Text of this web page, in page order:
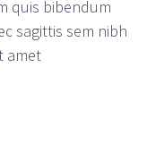
quis bibendum
sagittis sem nibh
amet